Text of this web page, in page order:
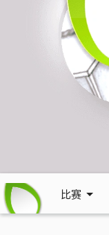
比赛